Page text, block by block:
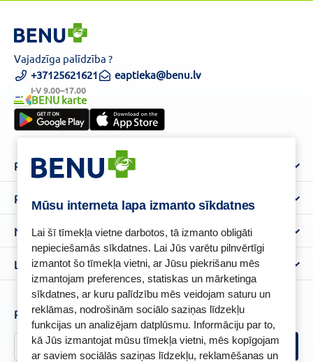
Mūsu interneta lapa izmanto sīkdatnes
Lai šī tīmekļa vietne darbotos, tā izmanto obligāti
nepieciešamās sīkdatnes. Lai Jūs varētu pilnvērtīgi
izmantot šo tīmekļa vietni, ar Jūsu piekrišanu mēs
izmantojam preferences, statiskas un mārketinga
sīkdatnes, ar kuru palīdzību mēs veidojam saturu un
reklāmas, nodrošinām sociālo saziņas līdzekļu
funkcijas un analizējam datplūsmu. Informāciju par to,
kā Jūs izmantojat mūsu tīmekļa vietni, mēs kopīgojam
ar saviem sociālās saziņas līdzekļu, reklamēšanas un
Vajadzīga palīdzība ?
+37125621621
I-V 9.00–17.00
eaptieka@benu.lv
BENU karte
Par mums
Par BENU
Benu Blogs
Aptiekas
Palīdzība un informācija
BENU Aptieka kontakti
Piegāde
Biežāk uzdotie jautājumi
Kā iepirkties
Noteikumi
Lietošanas noteikumi
Atteikuma tiesību veidlapa
Privātuma politika
Sīkfailu politika
Videonovērošanas politika
Lojalitātes programma
BENU karte
Senioru priekšrocības
Īpašās priekšrocības
BENU lietotne
Piesakies un esi pirmais, kas uzzina BENU jaunumus!